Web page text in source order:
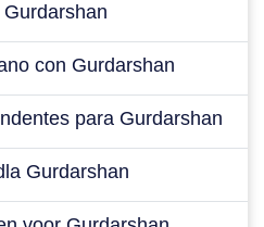
con Gurdarshan
para Gurdarshan
Gurdarshan